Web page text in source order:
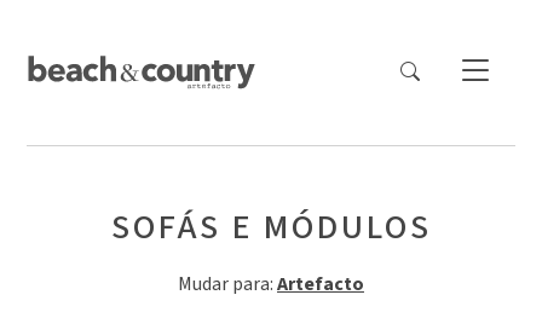
SOFÁS E MÓDULOS
Mudar para:Artefacto